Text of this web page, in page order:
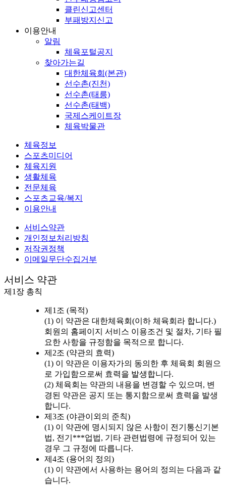
클린신고센터
부패방지신고
이용안내
알림
체육포털공지
찾아가는길
대한체육회(본관)
선수촌(진천)
선수촌(태릉)
선수촌(태백)
국제스케이트장
체육박물관
체육정보
스포츠미디어
체육지원
생활체육
전문체육
스포츠교육/복지
이용안내
서비스약관
개인정보처리방침
저작권정책
이메일무단수집거부
서비스 약관
제1장 총칙
제1조 (목적)
(1) 이 약관은 대한체육회(이하 체육회라 합니다.)
회원의 홈페이지 서비스 이용조건 및 절차, 기타 필
요한 사항을 규정함을 목적으로 합니다.
제2조 (약관의 효력)
(1) 이 약관은 이용자가의 동의한 후 체육회 회원으
로 가입함으로써 효력을 발생합니다.
(2) 체육회는 약관의 내용을 변경할 수 있으며, 변
경된 약관은 공지 또는 통지함으로써 효력을 발생
합니다.
제3조 (야관이외의 준칙)
(1) 이 약관에 명시되지 않은 사항이 전기통신기본
법, 전기***업법, 기타 관련법령에 규정되어 있는
경우 그 규정에 따릅니다.
제4조 (용어의 정의)
(1) 이 약관에서 사용하는 용어의 정의는 다음과 같
습니다.